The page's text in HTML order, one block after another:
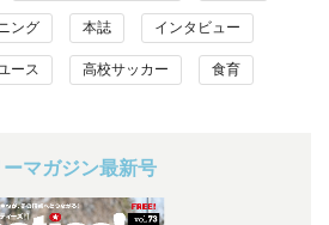
ング 本誌 インタビュー
ース 高校サッカー 食育
ーマガジン最新号